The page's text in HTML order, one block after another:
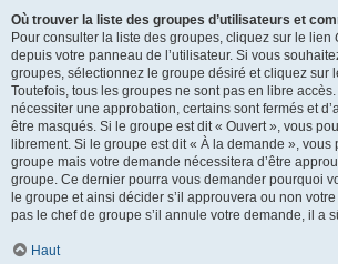
Où trouver la liste des groupes d’utilisateurs et
Pour consulter la liste des groupes, cliquez sur le lien
depuis votre panneau de l’utilisateur. Si vous
groupes, sélectionnez le groupe désiré et cliquez sur
Toutefois, tous les groupes ne sont pas en libre
nécessiter une approbation, certains sont fermés et
être masqués. Si le groupe est dit « Ouvert », vous
librement. Si le groupe est dit « À la demande », vous
groupe mais votre demande nécessitera d’être
groupe. Ce dernier pourra vous demander pourquoi
le groupe et ainsi décider s’il approuvera ou non
pas le chef de groupe s’il annule votre demande, il a
Haut